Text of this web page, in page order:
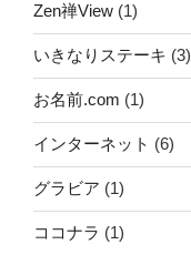
Zen禅View (1)
いきなりステーキ (3)
お名前.com (1)
インターネット (6)
グラビア (1)
ココナラ (1)